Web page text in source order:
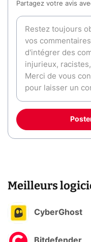
Partagez votre avis
Meilleurs
CyberGhost